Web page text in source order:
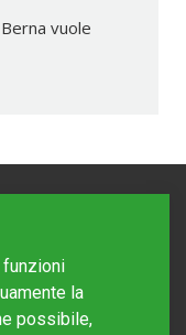
vuole
la
possibile,